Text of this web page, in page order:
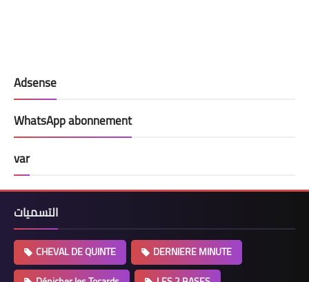
Adsense
WhatsApp abonnement
var
التسميات
CHEVAL DE QUINTE
DERNIERE MINUTE